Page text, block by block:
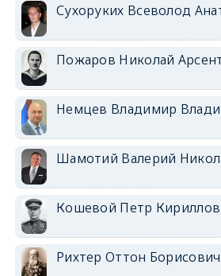
Сухоруких Всеволод
Пожаров Николай
Немцев Владимир
Шамотий Валерий
Кошевой Петр
Рихтер Оттон Борисович